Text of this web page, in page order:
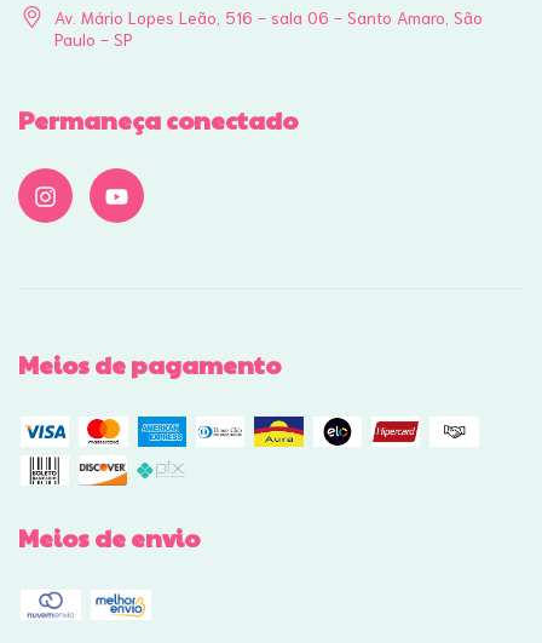
Av. Mário Lopes Leão, 516 - sala 06 - Santo Amaro, São
Paulo - SP
Permaneça conectado
Meios de pagamento
Meios de envio